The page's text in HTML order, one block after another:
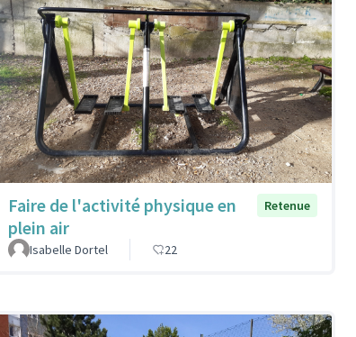
Faire de l'activité physique en
plein air
Retenue
Isabelle Dortel 22